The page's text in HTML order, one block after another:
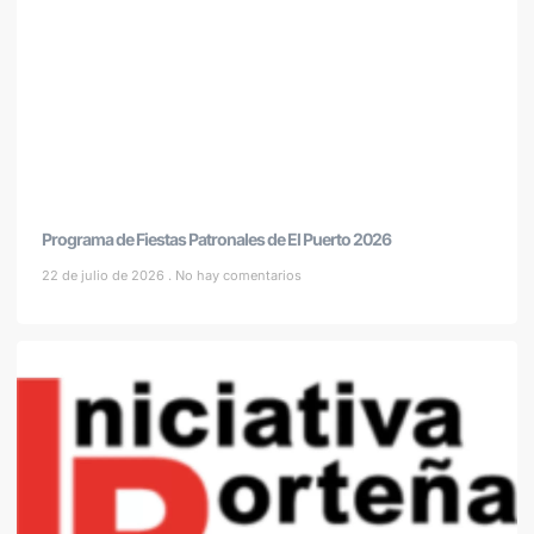
Programa de Fiestas Patronales de El Puerto 2026
22 de julio de 2026 No hay comentarios